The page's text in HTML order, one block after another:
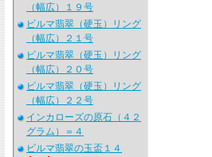
（幅広）１９号
ビルマ翡翠（硬玉）リング
（幅広）２１号
ビルマ翡翠（硬玉）リング
（幅広）２０号
ビルマ翡翠（硬玉）リング
（幅広）２２号
インカローズの原石（４２
グラム）＝４
ビルマ翡翠の玉盃１４